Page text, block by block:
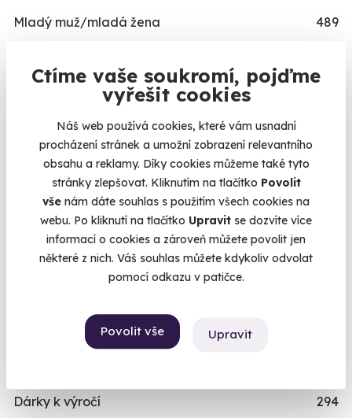
Ctíme vaše soukromí, pojďme
vyřešit cookies
Náš web používá cookies, které vám usnadní
procházení stránek a umožní zobrazení relevantního
obsahu a reklamy. Díky cookies můžeme také tyto
stránky zlepšovat. Kliknutím na tlačítko Povolit
vše nám dáte souhlas s použitím všech cookies na
webu. Po kliknutí na tlačítko Upravit se dozvíte více
informací o cookies a zároveň můžete povolit jen
některé z nich. Váš souhlas můžete kdykoliv odvolat
pomocí odkazu v patičce.
Povolit vše Upravit
Mladý muž/mladá žena
489
Třicátník/třicátnice
535
Ještě není v důchodu/V nejlepších letech
Dědeček/babička
Dítě/dítko
Relaxační zážitky
Adrenalinové zážitky
Vzdělávací zážitky
Svatební dary
Vánoční dárky
Dárky k výročí
294